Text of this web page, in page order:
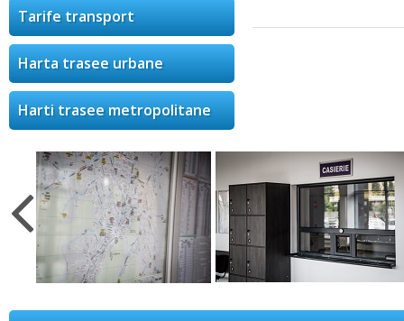
Tarife transport
Harta trasee urbane
Harti trasee metropolitane